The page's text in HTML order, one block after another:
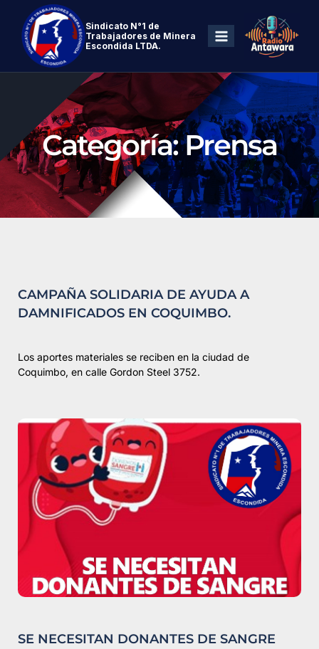
Sindicato N°1 de
Trabajadores de Minera
Escondida LTDA.
Categoría: Prensa
CAMPAÑA SOLIDARIA DE AYUDA A
DAMNIFICADOS EN COQUIMBO.
Los aportes materiales se reciben en la ciudad de
Coquimbo, en calle Gordon Steel 3752.
SE NECESITAN DONANTES DE SANGRE